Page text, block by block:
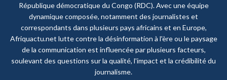
République démocratique du Congo (RDC). Avec une équipe
dynamique composée, notamment des journalistes et
correspondants dans plusieurs pays africains et en Europe,
Afriquactu.net lutte contre la désinformation à l'ère ou le paysage
de la communication est influencée par plusieurs facteurs,
soulevant des questions sur la qualité, l'impact et la crédibilité du
journalisme.